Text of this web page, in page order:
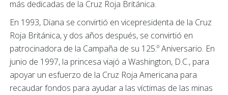
más dedicadas de la Cruz Roja Británica.
En 1993, Diana se convirtió en vicepresidenta de la Cruz
Roja Británica, y dos años después, se convirtió en
patrocinadora de la Campaña de su 125.º Aniversario. En
junio de 1997, la princesa viajó a Washington, D.C., para
apoyar un esfuerzo de la Cruz Roja Americana para
recaudar fondos para ayudar a las víctimas de las minas